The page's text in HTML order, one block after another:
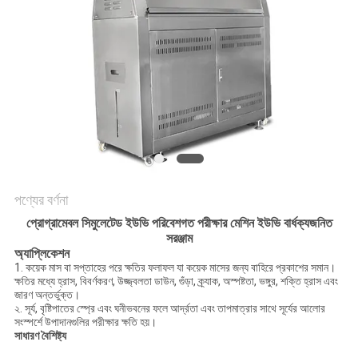
পণ্যের বর্ণনা
প্রোগ্রামেবল সিমুলেটেড ইউভি পরিবেশগত পরীক্ষার মেশিন ইউভি বার্ধক্যজনিত
সরঞ্জাম
অ্যাপ্লিকেশন
1. কয়েক মাস বা সপ্তাহের পরে ক্ষতির ফলাফল যা কয়েক মাসের জন্য বাহিরে প্রকাশের সমান।
ক্ষতির মধ্যে হ্রাস, বিবর্ণকরণ, উজ্জ্বলতা ডাউন, গুঁড়া, ক্র্যাক, অস্পষ্টতা, ভঙ্গুর, শক্তি হ্রাস এবং
জারণ অন্তর্ভুক্ত।
২. সূর্য, বৃষ্টিপাতের স্প্রে এবং ঘনীভবনের ফলে আর্দ্রতা এবং তাপমাত্রার সাথে সূর্যের আলোর
সংস্পর্শে উপাদানগুলির পরীক্ষার ক্ষতি হয়।
সাধারণ বৈশিষ্ট্য